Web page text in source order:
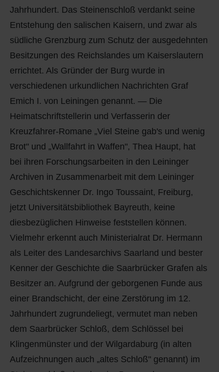
Jahrhundert. Das Steinenschloß verdankt seine
Entstehung den salischen Kaisern, und zwar als
südliche Grenzburg zum Schutz der ausgedehnten
Besitzungen des Reichslandes um Kaiserslautern
errichtet. Als Gründer der Burg wurde in
verschiedenen urkundlichen Nachrichten Graf
Emich I. von Leiningen genannt. — Die
Heimatschriftstellerin und Verfasserin der
Kreuzfahrer-Romane „Viel Steine gab's und wenig
Brot" und „Wallfahrt in Waffen", Thea Haupt, hat
bei ihren Forschungsarbeiten in den Leininger
Archiven in Zusammenarbeit mit dem Leininger
Geschichtskenner Dr. Ingo Toussaint, Freiburg,
jetzt Universitätsbibliothek Bayreuth, keine
diesbezüglichen Hinweise feststellen können.
Vielmehr erkennt auch Ministerialrat Dr. Hermann
als Leiter des Landesarchivs Saarland und bester
Kenner der Geschichte die Saarbrücker Grafen als
Besitzer an. Aufgrund der geborgenen Funde aus
einer Brandschicht, der eine Zerstörung im 12.
Jahrhundert zugrundeliegt, vermutet man neben
dem Saarbrücker Schloß, dem Schlössel bei
Klingenmünster und der Wilgardaburg (in alten
Aufzeichnungen auch „altes Schloß" genannt) im